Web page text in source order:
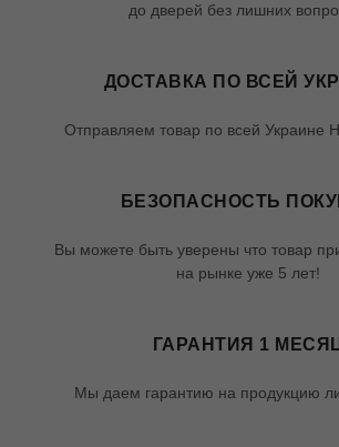
до дверей без лишних
ДОСТАВКА ПО ВСЕЙ
Отправляем товар по всей Украине
БЕЗОПАСНОСТЬ
Вы можете быть уверены что товар
на рынке уже 5 лет!
ГАРАНТИЯ 1
Мы даем гарантию на продукцию